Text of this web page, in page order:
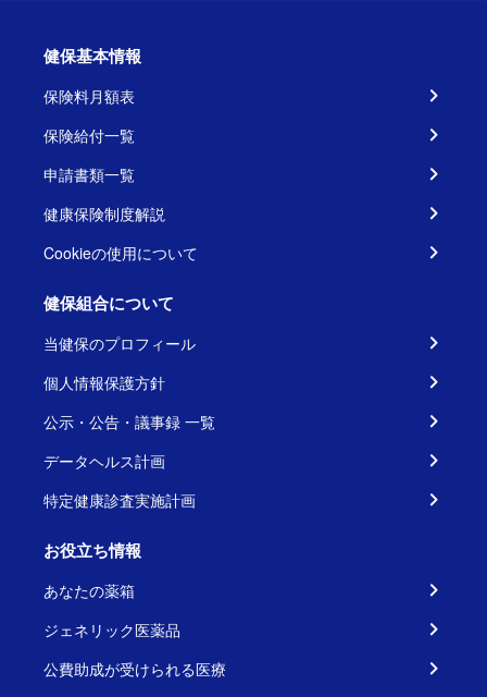
健保基本情報
保険料月額表
保険給付一覧
申請書類一覧
健康保険制度解説
Cookieの使用について
健保組合について
当健保のプロフィール
個人情報保護方針
公示・公告・議事録 一覧
データヘルス計画
特定健康診査実施計画
お役立ち情報
あなたの薬箱
ジェネリック医薬品
公費助成が受けられる医療